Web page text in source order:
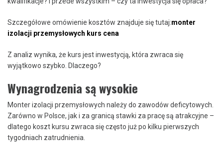
Szczegółowe omówienie kosztów znajduje się tutaj:monter
izolacji przemysłowych kurs cena
Z analiz wynika, że kurs jest inwestycją, która zwraca się
wyjątkowo szybko. Dlaczego?
Wynagrodzenia są wysokie
Monter izolacji przemysłowych należy do zawodów deficytowych.
Zarówno w Polsce, jak i za granicą stawki za pracę są atrakcyjne –
dlatego koszt kursu zwraca się często już po kilku pierwszych
tygodniach zatrudnienia.